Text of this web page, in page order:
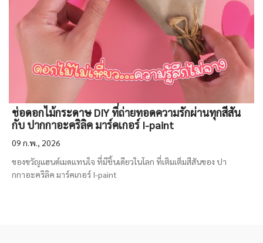
ช่อดอกไม้กระดาษ DIY ที่ถ่ายทอดความรักผ่านทุกสีสัน
กับ ปากกาอะคริลิค มาร์คเกอร์ I-paint
09 ก.พ., 2026
ของขวัญแฮนด์เมดแทนใจ ที่มีชิ้นเดียวในโลก ที่เติมเต็มสีสันของ ปา
กกาอะคริลิค มาร์คเกอร์ I-paint